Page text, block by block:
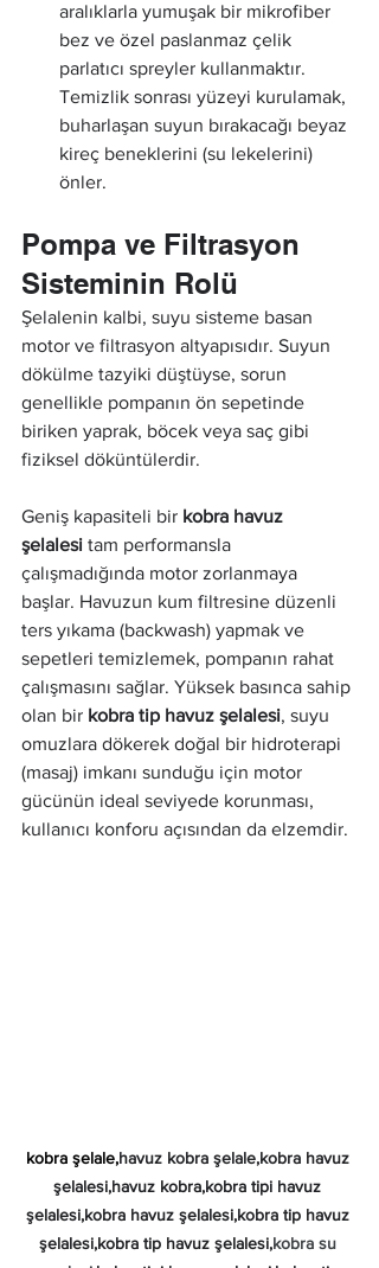
aralıklarla yumuşak bir mikrofiber
bez ve özel paslanmaz çelik
parlatıcı spreyler kullanmaktır.
Temizlik sonrası yüzeyi kurulamak,
buharlaşan suyun bırakacağı beyaz
kireç beneklerini (su lekelerini)
önler.
Pompa ve Filtrasyon
Sisteminin Rolü
Şelalenin kalbi, suyu sisteme basan
motor ve filtrasyon altyapısıdır. Suyun
dökülme tazyiki düştüyse, sorun
genellikle pompanın ön sepetinde
biriken yaprak, böcek veya saç gibi
fiziksel döküntülerdir.
Geniş kapasiteli bir kobra havuz
şelalesi tam performansla
çalışmadığında motor zorlanmaya
başlar. Havuzun kum filtresine düzenli
ters yıkama (backwash) yapmak ve
sepetleri temizlemek, pompanın rahat
çalışmasını sağlar. Yüksek basınca sahip
olan bir kobra tip havuz şelalesi, suyu
omuzlara dökerek doğal bir hidroterapi
(masaj) imkanı sunduğu için motor
gücünün ideal seviyede korunması,
kullanıcı konforu açısından da elzemdir.
kobra şelale,havuz kobra şelale,kobra havuz
şelalesi,havuz kobra,kobra tipi havuz
şelalesi,kobra havuz şelalesi,kobra tip havuz
şelalesi,kobra tip havuz şelalesi,kobra su